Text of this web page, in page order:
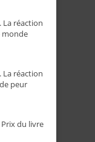
La réaction
monde
La réaction
peur
du livre